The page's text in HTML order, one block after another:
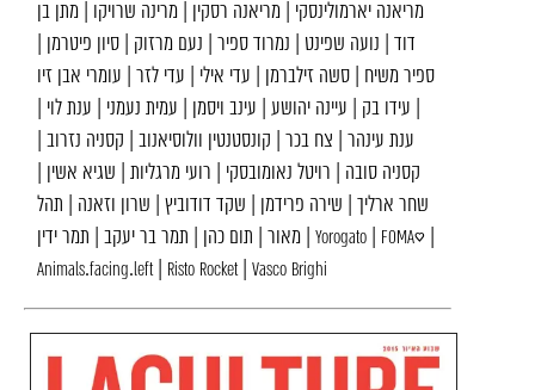
מריאנה יארמולינסקי | מריאנה רסקין | מרינה שרויקו | מתן בן
דוד | נועה שפינט | נמרוד ספיר | נעם מרזוק | סיון פיטרמן |
ספיר משיח | סשה זילברמן | עדי אילי | עדי לזר | עומרי אבן זיו
| עידו בק | עיינה יהושע | עינב ויסמן | עמית נעמני | ענת לוי |
ענת עינהר | צח בכר | קונסטנטין וולוסיאנוב | קסניה נזרוב |
קסניה סובה | רויטל נאומובסקי | רועי מרגליות | שגיא אשין |
שחר ארליך | שירה פרידמן | שקד דודוביץ | שרון וזאנה | תהל
מאור | תום כהן | תמר בר יעקב | תמר ידין | Yorogato | FOMA♥ |
Animals.facing.left | Risto Rocket | Vasco Brighi